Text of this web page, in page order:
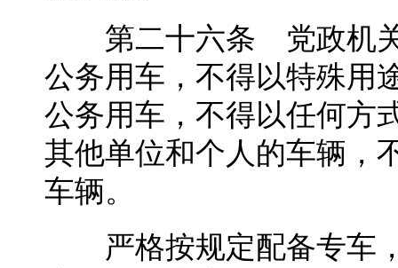
第二十六条 党政机关
公务用车，不得以特殊用
公务用车，不得以任何方
其他单位和个人的车辆，
车辆。
严格按规定配备专车，